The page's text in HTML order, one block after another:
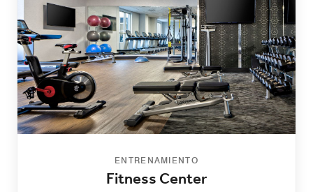
ENTRENAMIENTO
Fitness Center